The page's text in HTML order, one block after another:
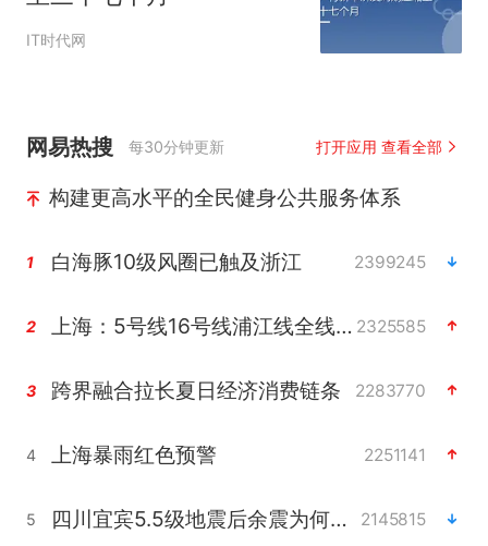
IT时代网
网易热搜 每30分钟更新 打开应用 查看全部
构建更高水平的全民健身公共服务体系
1 白海豚10级风圈已触及浙江 2399245
2 上海：5号线16号线浦江线全线停运 2325585
3 跨界融合拉长夏日经济消费链条 2283770
4 上海暴雨红色预警 2251141
5 四川宜宾5.5级地震后余震为何不断 2145815